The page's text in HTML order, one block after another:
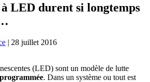
LED durent si longtemps
| 28 juillet 2016
(LED) sont un modèle de lutte
. Dans un système ou tout est